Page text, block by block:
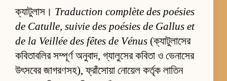
ক্যাটুলাস। Traduction complète des poésies
de Catulle, suivie des poésies de Gallus et
de la Veillée des fêtes de Vénus (ক্যাটুলাসের
কবিতাবলির সম্পূর্ণ অনুবাদ, গ্যালুসের কবিতা ও ভেনাসের
উৎসবের জাগরণসহ), ফ্রাঁসোয়া নোয়েল কর্তৃক লাতিন